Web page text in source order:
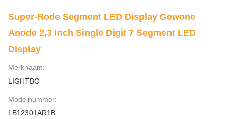
Super-Rode Segment LED Display Gewone
Anode 2,3 Inch Single Digit 7 Segment LED
Display
Merknaam:
LIGHTBO
Modelnummer:
LB12301AR1B